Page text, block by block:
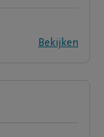
Bekijken